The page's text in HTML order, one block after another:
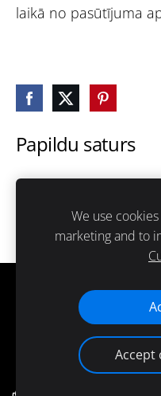
Papildu saturs
Šeit var ievadīt
nav, tad šo bloku var
ikoniņas augšējā stūrī.
laikā no pasūtījuma
We use
marketing and to
Accept